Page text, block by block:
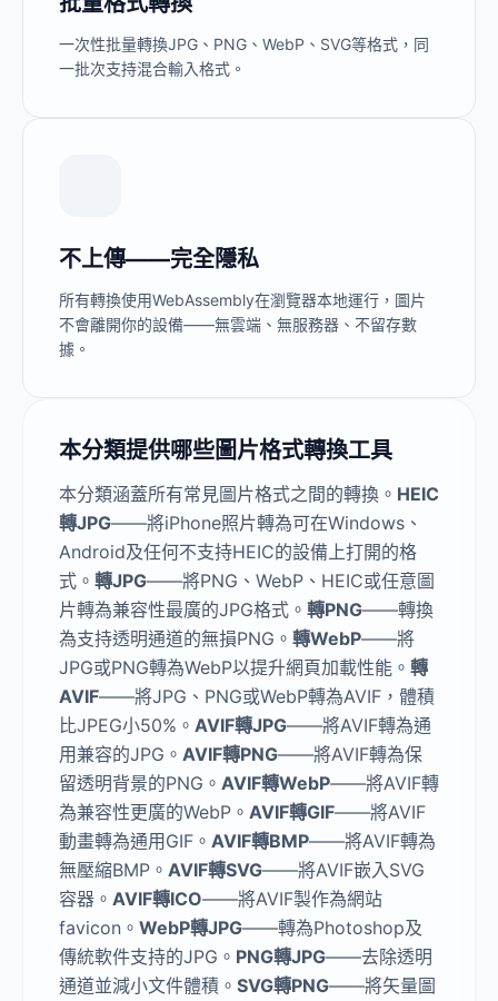
一次性批量轉換JPG、PNG、WebP、SVG等格式，同
一批次支持混合輸入格式。
不上傳——完全隱私
所有轉換使用WebAssembly在瀏覽器本地運行，圖片
不會離開你的設備——無雲端、無服務器、不留存數
據。
本分類提供哪些圖片格式轉換工具
本分類涵蓋所有常見圖片格式之間的轉換。 HEIC
轉JPG——將iPhone照片轉為可在Windows、
Android及任何不支持HEIC的設備上打開的格
式。 轉JPG——將PNG、WebP、HEIC或任意圖
片轉為兼容性最廣的JPG格式。 轉PNG——轉換
為支持透明通道的無損PNG。 轉WebP——將
JPG或PNG轉為WebP以提升網頁加載性能。 轉
AVIF——將JPG、PNG或WebP轉為AVIF，體積
比JPEG小50%。 AVIF轉JPG——將AVIF轉為通
用兼容的JPG。 AVIF轉PNG——將AVIF轉為保
留透明背景的PNG。 AVIF轉WebP——將AVIF轉
為兼容性更廣的WebP。 AVIF轉GIF——將AVIF
動畫轉為通用GIF。 AVIF轉BMP——將AVIF轉為
無壓縮BMP。 AVIF轉SVG——將AVIF嵌入SVG
容器。 AVIF轉ICO——將AVIF製作為網站
favicon。 WebP轉JPG——轉為Photoshop及
傳統軟件支持的JPG。 PNG轉JPG——去除透明
通道並減小文件體積。 SVG轉PNG——將矢量圖